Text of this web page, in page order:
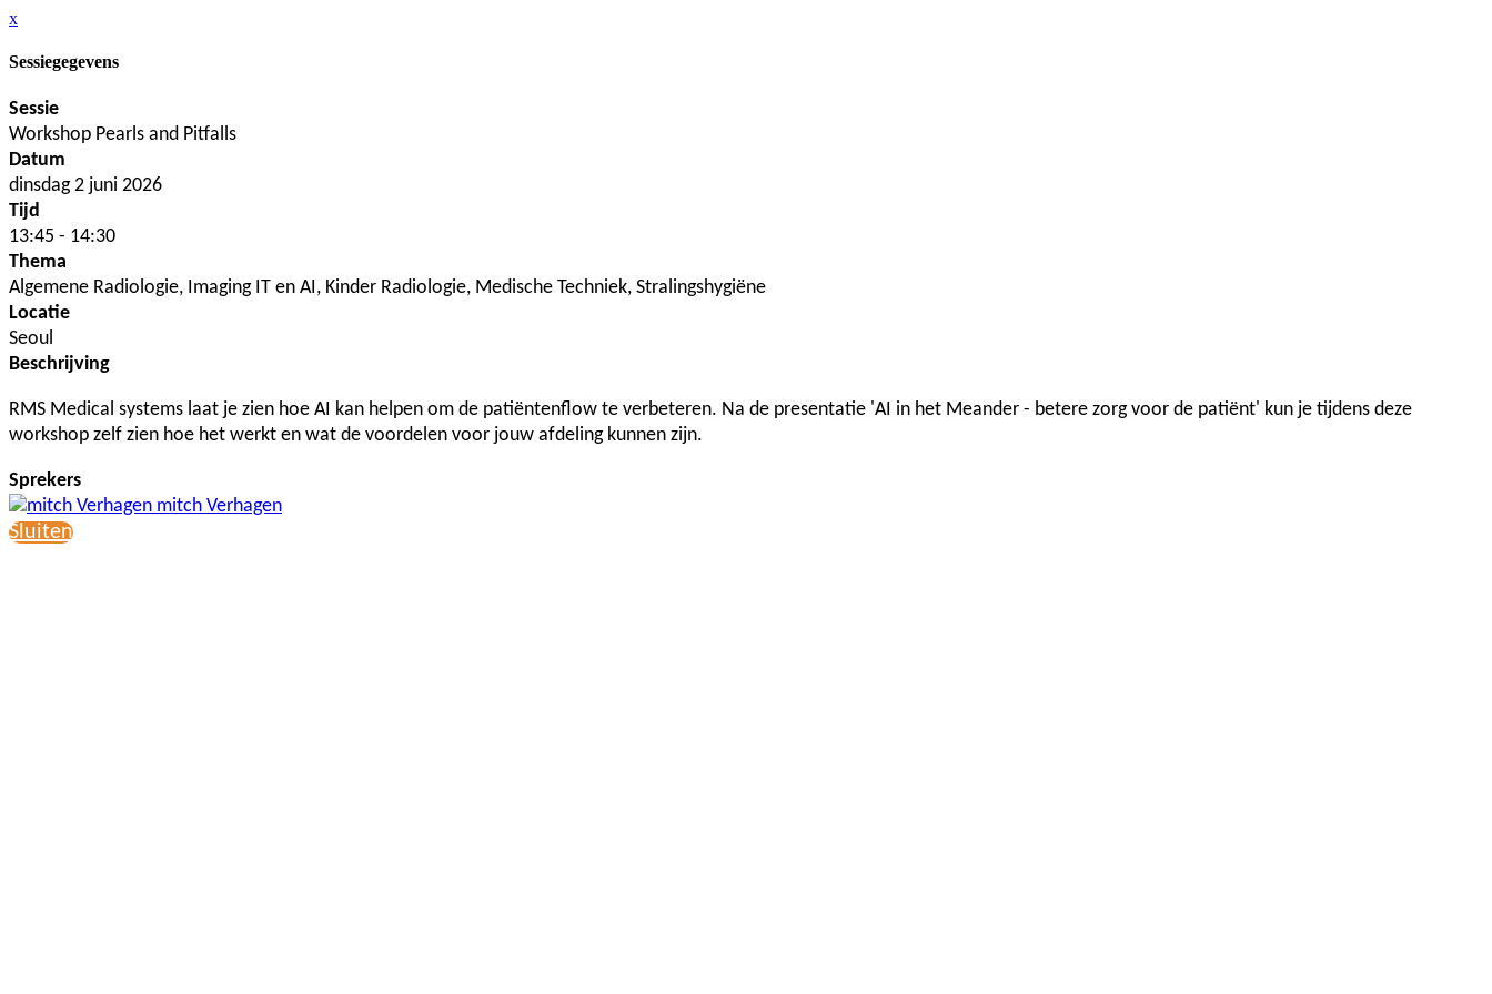
x
Sessiegegevens
Sessie
Workshop Pearls and Pitfalls
Datum
dinsdag 2 juni 2026
Tijd
13:45 - 14:30
Thema
Algemene Radiologie, Imaging IT en AI, Kinder Radiologie, Medische Techniek, Stralingshygiëne
Locatie
Seoul
Beschrijving
RMS Medical systems laat je zien hoe AI kan helpen om de patiëntenflow te verbeteren. Na de presentatie 'AI in het Meander - betere zorg voor de patiënt' kun je tijdens deze
workshop zelf zien hoe het werkt en wat de voordelen voor jouw afdeling kunnen zijn.
Sprekers
mitch Verhagen
Sluiten